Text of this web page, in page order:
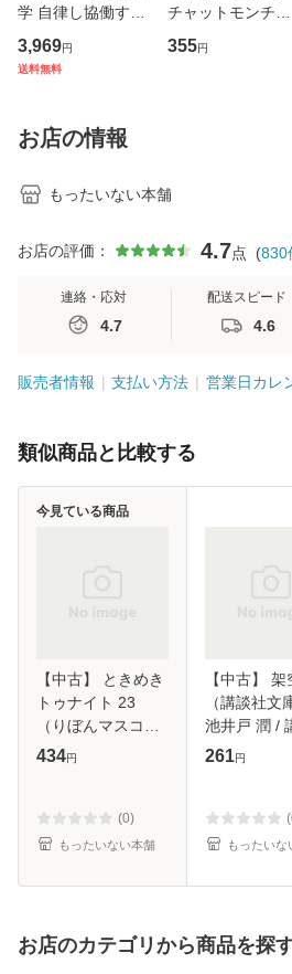
学 自律し協働する
専門職の看護マネ
ジメントスキル 改
恵 藤本幸三 / 南江
堂 [単行
3,969円
送料無料
チャットモンチー /
キューンレコード
[CD]【メール便送
355円
お店の情報
もったいない本舗
お店の評価： 4.7点 (830
連絡・応対
4.7
配送スピード
4.6
販売者情報 支払い方法 営業日カレ
類似商品と比較する
【中古】 ときめき
トゥナイト 23
（りぼんマスコッ
トコミックス） /
【メール便送料無
料】
434円
(0)
もったいない本舗
今見ている商品
【中古】
（講談社文
池井戸 潤 /
[文庫]【メー
261円
もったいな
お店のカテゴリから商品を探